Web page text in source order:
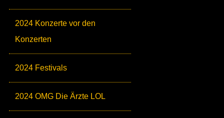
2024 Konzerte vor den
Konzerten
2024 Festivals
2024 OMG Die Ärzte LOL